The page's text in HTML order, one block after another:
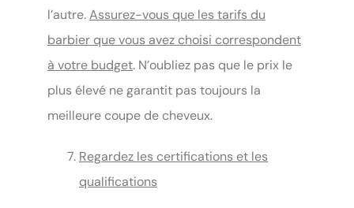
l’autre.Assurez-vous que les tarifs du
barbier que vous avez choisi correspondent
à votre budget. N’oubliez pas que le prix le
plus élevé ne garantit pas toujours la
meilleure coupe de cheveux.
Regardez les certifications et les
qualifications